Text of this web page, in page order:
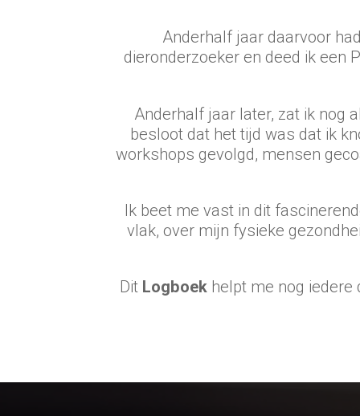
Anderhalf jaar daarvoor
dieronderzoeker en deed ik een
Anderhalf jaar later, zat ik nog
besloot dat het tijd was dat ik
workshops gevolgd, mensen
Ik beet me vast in dit
vlak, over mijn fysieke
Dit Logboek helpt me nog